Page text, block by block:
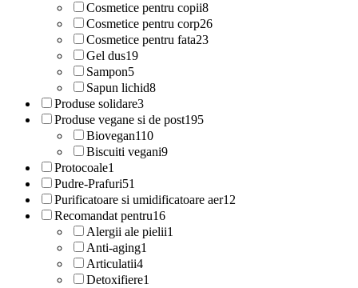
Cosmetice pentru copii8
Cosmetice pentru corp26
Cosmetice pentru fata23
Gel dus19
Sampon5
Sapun lichid8
Produse solidare3
Produse vegane si de post195
Biovegan110
Biscuiti vegani9
Protocoale1
Pudre-Prafuri51
Purificatoare si umidificatoare aer12
Recomandat pentru16
Alergii ale pielii1
Anti-aging1
Articulatii4
Detoxifiere1